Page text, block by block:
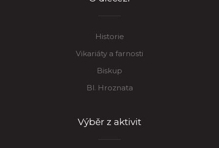
Historie
Vikariáty a farnosti
Biskup
Bl. Hroznata
Výběr z aktivit